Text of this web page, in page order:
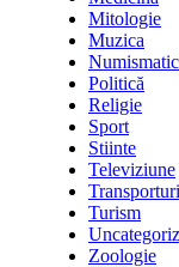
Mitologie
Muzica
Politică
Religie
Sport
Stiinte
Televiziune
Transporturi
Turism
Zoologie